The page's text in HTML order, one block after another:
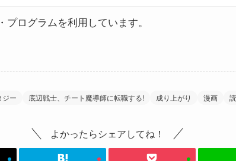
ログラムを利用しています。
ジー 底辺戦士、チート魔導師に転職する! 成り上がり 漫画
よかったらシェアしてね！